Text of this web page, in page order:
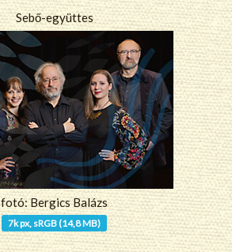
Sebő-együttes
fotó: Bergics Balázs
7k px, sRGB (14,8 MB)